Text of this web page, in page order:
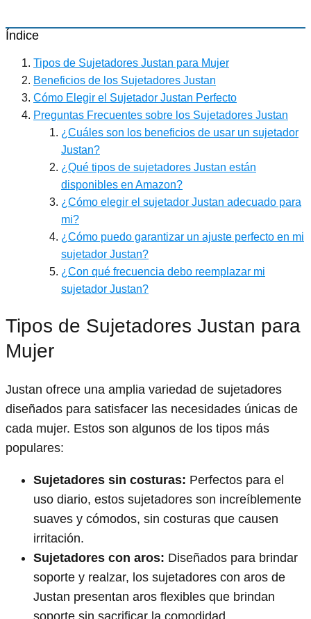
Índice
Tipos de Sujetadores Justan para Mujer
Beneficios de los Sujetadores Justan
Cómo Elegir el Sujetador Justan Perfecto
Preguntas Frecuentes sobre los Sujetadores Justan
¿Cuáles son los beneficios de usar un sujetador
Justan?
¿Qué tipos de sujetadores Justan están
disponibles en Amazon?
¿Cómo elegir el sujetador Justan adecuado para
mi?
¿Cómo puedo garantizar un ajuste perfecto en mi
sujetador Justan?
¿Con qué frecuencia debo reemplazar mi
sujetador Justan?
Tipos de Sujetadores Justan para
Mujer
Justan ofrece una amplia variedad de sujetadores
diseñados para satisfacer las necesidades únicas de
cada mujer. Estos son algunos de los tipos más
populares:
Sujetadores sin costuras: Perfectos para el
uso diario, estos sujetadores son increíblemente
suaves y cómodos, sin costuras que causen
irritación.
Sujetadores con aros: Diseñados para brindar
soporte y realzar, los sujetadores con aros de
Justan presentan aros flexibles que brindan